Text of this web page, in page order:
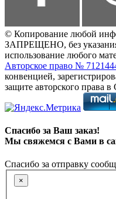
© Копирование любой
ЗАПРЕЩЕНО, без
использование любого
Авторское право №
конвенцией,
защите авторского
Спасибо за Ваш заказ!
Мы свяжемся с Вами в
Спасибо за отправку
×